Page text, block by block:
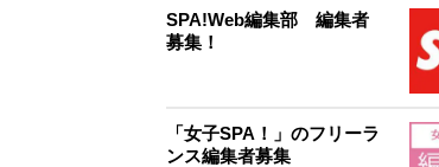
SPA!Web編集部 編集者
募集！
「女子SPA！」のフリーラ
ンス編集者募集